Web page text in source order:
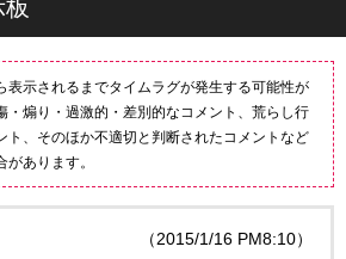
表示されるまでタイムラグが発生する可能性が
・煽り・過激的・差別的なコメント、荒らし行
ト、そのほか不適切と判断されたコメントなど
あります。
（2015/1/16 PM8:10）